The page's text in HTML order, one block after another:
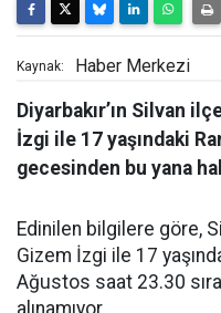
Kaynak: Haber Merkezi
Diyarbakır’ın Silvan
İzgi ile 17 yaşındaki
gecesinden bu yana
Edinilen bilgilere göre,
Gizem İzgi ile 17
Ağustos saat 23.30